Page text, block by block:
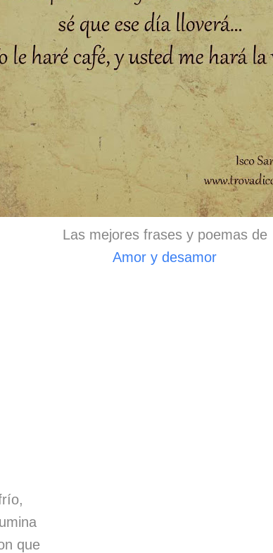
Las mejores frases y poemas de
Amor y desamor
que